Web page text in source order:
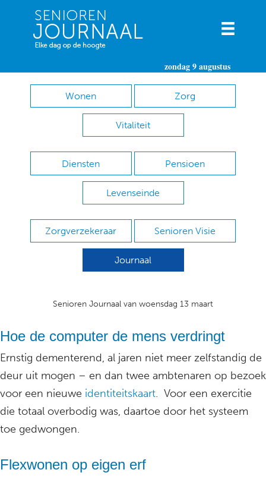
zondag 9 augustus
Wonen Zorg
Vitaliteit
Diensten Pensioen
Levenseinde
Zorgverzekeraar Senioren Visie
Journaal
Senioren Journaal van woensdag 13 maart
Hoe de computer de mens verdringt
Ernstig dementerend, al jaren niet meer zelfstandig de
deur uit mogen – en dan twee ambtenaren op bezoek
voor een nieuwe identiteitskaart. Voor een exercitie
die totaal overbodig was, daartoe door het systeem
toe gedwongen.
Flexwonen op eigen erf